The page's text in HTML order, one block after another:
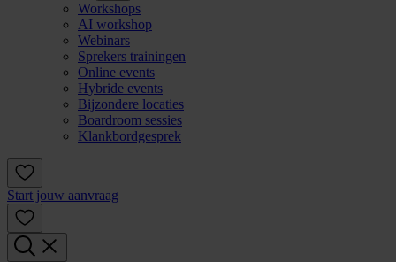
Workshops
AI workshop
Webinars
Sprekers trainingen
Online events
Hybride events
Bijzondere locaties
Boardroom sessies
Klankbordgesprek
Start jouw aanvraag